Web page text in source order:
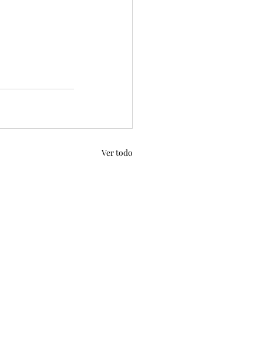
Ver todo